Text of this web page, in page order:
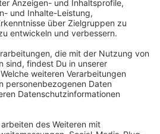
anmelden
uns etwas sagen?
Hotline